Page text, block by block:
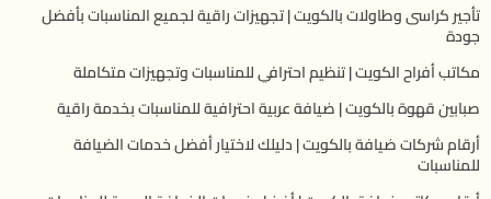
تأجير كراسى وطاولات بالكويت | تجهيزات راقية لجميع المناسبات بأفضل
جودة
مكاتب أفراح الكويت | تنظيم احترافي للمناسبات وتجهيزات متكاملة
صبابين قهوة بالكويت | ضيافة عربية احترافية للمناسبات بخدمة راقية
أرقام شركات ضيافة بالكويت | دليلك لاختيار أفضل خدمات الضيافة
للمناسبات